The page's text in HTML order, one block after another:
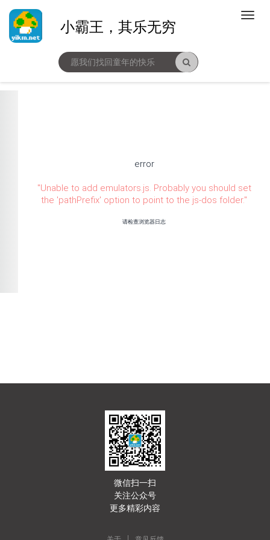
小霸王，其乐无穷
error
"Unable to add emulators.js. Probably you should set
the 'pathPrefix' option to point to the js-dos folder."
请检查浏览器日志
微信扫一扫
关注公众号
更多精彩内容